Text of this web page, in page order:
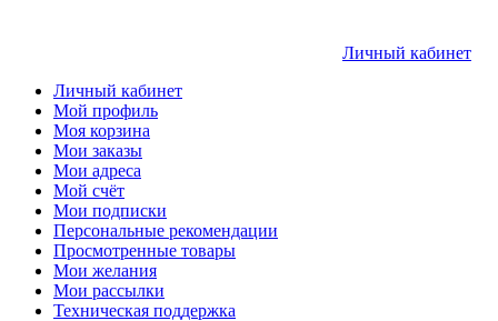
Личный кабинет
Личный кабинет
Мой профиль
Моя корзина
Мои заказы
Мои адреса
Мой счёт
Мои подписки
Персональные рекомендации
Просмотренные товары
Мои желания
Мои рассылки
Техническая поддержка